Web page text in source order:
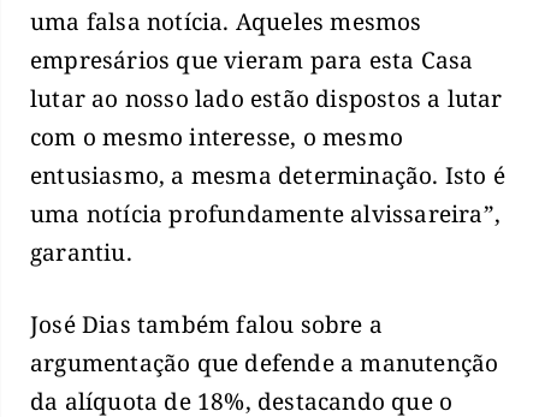
uma falsa notícia. Aqueles mesmos
empresários que vieram para esta Casa
lutar ao nosso lado estão dispostos a lutar
com o mesmo interesse, o mesmo
entusiasmo, a mesma determinação. Isto é
uma notícia profundamente alvissareira”,
garantiu.
José Dias também falou sobre a
argumentação que defende a manutenção
da alíquota de 18%, destacando que o